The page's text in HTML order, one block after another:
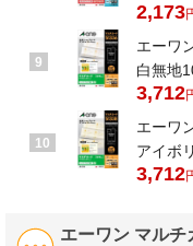
2,173
9
エーワ
白無地
3,712
10
エーワ
アイボ
3,712
エーワン マル